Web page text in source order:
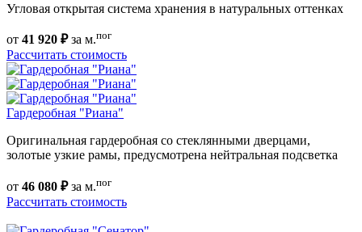
Угловая открытая система хранения в натуральных оттенках
от 41 920 ₽за м.пог
Рассчитать стоимость
Гардеробная "Риана"
Оригинальная гардеробная со стеклянными дверцами,
золотые узкие рамы, предусмотрена нейтральная подсветка
от 46 080 ₽за м.пог
Рассчитать стоимость